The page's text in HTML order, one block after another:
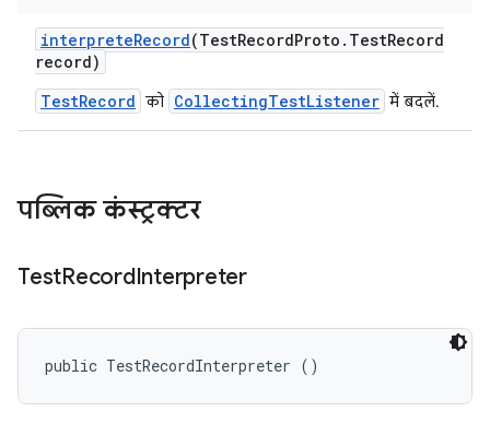
interpreteRecord(TestRecordProto . TestRecord
record)
TestRecord को CollectingTestListener में बदलें.
पब्लिक कंस्ट्रक्टर
TestRecordInterpreter
public TestRecordInterpreter ()